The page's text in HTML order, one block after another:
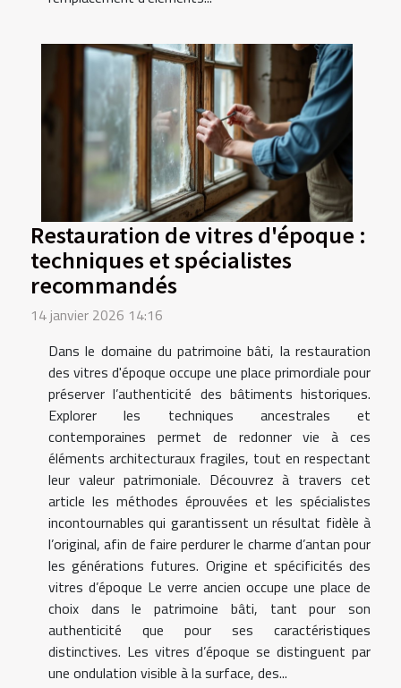
Restauration de vitres d'époque :
techniques et spécialistes
recommandés
14 janvier 2026 14:16
Dans le domaine du patrimoine bâti, la restauration
des vitres d'époque occupe une place primordiale pour
préserver l’authenticité des bâtiments historiques.
Explorer les techniques ancestrales et
contemporaines permet de redonner vie à ces
éléments architecturaux fragiles, tout en respectant
leur valeur patrimoniale. Découvrez à travers cet
article les méthodes éprouvées et les spécialistes
incontournables qui garantissent un résultat fidèle à
l’original, afin de faire perdurer le charme d’antan pour
les générations futures. Origine et spécificités des
vitres d’époque Le verre ancien occupe une place de
choix dans le patrimoine bâti, tant pour son
authenticité que pour ses caractéristiques
distinctives. Les vitres d’époque se distinguent par
une ondulation visible à la surface, des...